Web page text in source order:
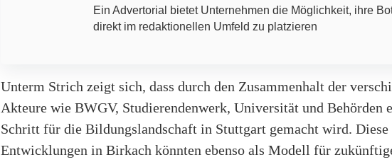
Ein Advertorial bietet Unternehmen die Möglichkeit, ihre
direkt im redaktionellen Umfeld zu platzieren
Unterm Strich zeigt sich, dass durch den Zusammenhalt der
Akteure wie BWGV, Studierendenwerk, Universität und Behörden
Schritt für die Bildungslandschaft in Stuttgart gemacht wird. Diese
Entwicklungen in Birkach könnten ebenso als Modell für